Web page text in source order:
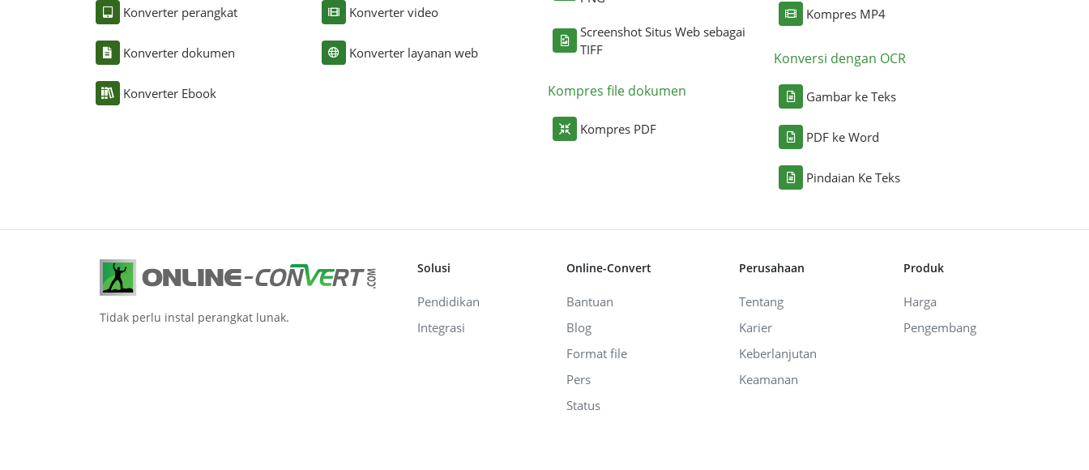
Konverter perangkat
Konverter dokumen
Konverter Ebook
Konverter video
Konverter layanan web
Screenshot Situs Web sebagai
TIFF
Kompres file dokumen
Kompres PDF
Kompres MP4
Konversi dengan OCR
Gambar ke Teks
PDF ke Word
Pindaian Ke Teks
Tidak perlu instal perangkat lunak.
Solusi
Pendidikan
Integrasi
Online-Convert
Bantuan
Blog
Format file
Pers
Status
Perusahaan
Tentang
Karier
Keberlanjutan
Keamanan
Produk
Harga
Pengembang